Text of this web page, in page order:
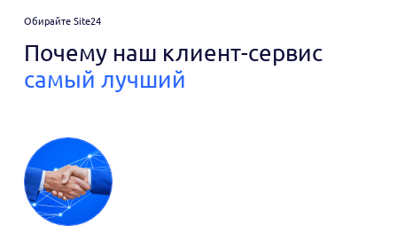
Обирайте Site24
Почему наш клиент-сервис
самый лучший